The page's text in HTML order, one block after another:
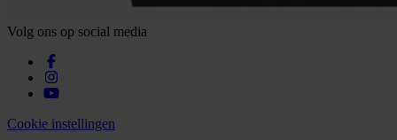
Volg ons op social media
Cookie instellingen